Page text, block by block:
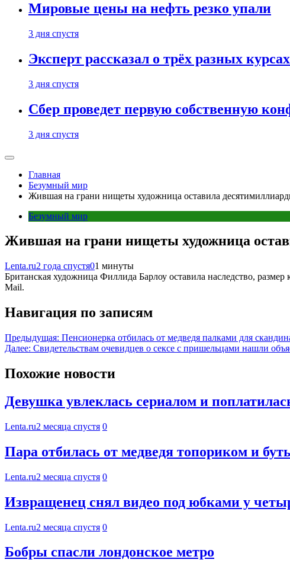
Мировые цены на нефть резко упали
3 дня спустя
Эксперт рассказал о трёх разных
3 дня спустя
Сбер проведет первую собственную
3 дня спустя
Главная
Безумный мир
Жившая на грани нищеты художница оставила
Безумный мир
Жившая на грани нищеты художница
Lenta.ru2 года спустя01 минуты
Британская художница Филлида Барлоу оставила наследство,
Mail.
Навигация по записям
Предыдущая: Пенсионерка отбилась от медведя палками для
Далее: Свидетельствам очевидцев о сексе с пришельцами нашли
Похожие новости
Девушка увлеклась сериалом и
Lenta.ru2 месяца спустя 0
Пара отбилась от медведя топориком и
Lenta.ru2 месяца спустя 0
Извращенец снял видео под юбками у
Lenta.ru2 месяца спустя 0
Бобры спасли лондонское метро